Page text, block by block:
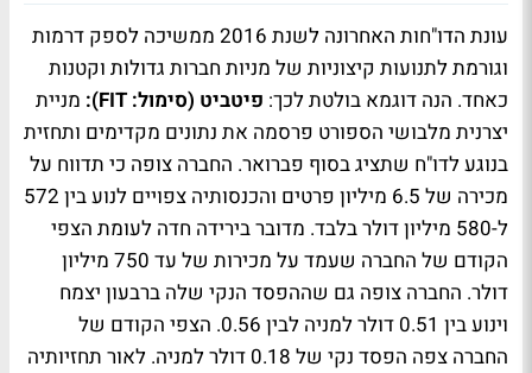
עונת הדו"חות האחרונה לשנת 2016 ממשיכה לספק דרמות
וגורמת לתנועות קיצוניות של מניות חברות גדולות וקטנות
כאחד. הנה דוגמא בולטת לכך: פיטביט (סימול: FIT):
מניית
יצרנית מלבושי הספורט פרסמה את נתונים מקדימים ותחזית
בנוגע לדו"ח שתציג בסוף פברואר. החברה צופה כי תדווח על
מכירה של 6.5 מיליון פרטים והכנסותיה צפויים לנוע בין 572
ל-580 מיליון דולר בלבד. מדובר בירידה חדה לעומת הצפי
הקודם של החברה שעמד על מכירות של עד 750 מיליון
דולר. החברה צופה גם שההפסד הנקי שלה ברבעון יצמח
וינוע בין 0.51 דולר למניה לבין 0.56. הצפי הקודם של
החברה צפה הפסד נקי של 0.18 דולר למניה. לאור תחזיותיה